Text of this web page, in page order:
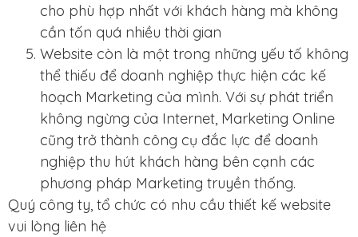
cho phù hợp nhất với khách hàng mà không
cần tốn quá nhiều thời gian
Website còn là một trong những yếu tố không
thể thiếu để doanh nghiệp thực hiện các kế
hoạch Marketing của mình. Với sự phát triển
không ngừng của Internet, Marketing Online
cũng trở thành công cụ đắc lực để doanh
nghiệp thu hút khách hàng bên cạnh các
phương pháp Marketing truyền thống.
Quý công ty, tổ chức có nhu cầu thiết kế website
vui lòng liên hệ